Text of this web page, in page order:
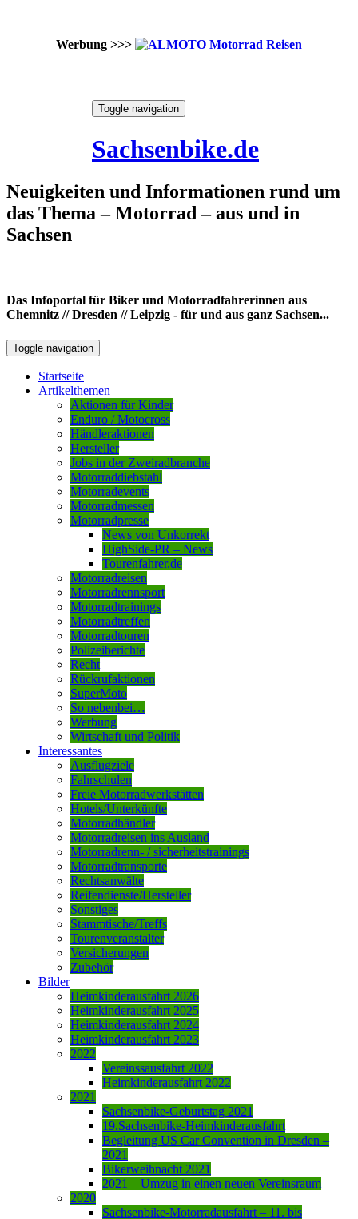
Werbung >>>
Toggle navigation
Sachsenbike.de
Neuigkeiten und Informationen rund um
das Thema – Motorrad – aus und in
Sachsen
Das Infoportal für Biker und Motorradfahrerinnen aus
Chemnitz // Dresden // Leipzig - für und aus ganz Sachsen...
Toggle navigation
Startseite
Artikelthemen
Aktionen für Kinder
Enduro / Motocross
Händleraktionen
Hersteller
Jobs in der Zweiradbranche
Motorraddiebstahl
Motorradevents
Motorradmessen
Motorradpresse
News von Unkorrekt
HighSide-PR – News
Tourenfahrer.de
Motorradreisen
Motorradrennsport
Motorradtrainings
Motorradtreffen
Motorradtouren
Polizeiberichte
Recht
Rückrufaktionen
SuperMoto
So nebenbei…
Werbung
Wirtschaft und Politik
Interessantes
Ausflugziele
Fahrschulen
Freie Motorradwerkstätten
Hotels/Unterkünfte
Motorradhändler
Motorradreisen ins Ausland
Motorradrenn- / sicherheitstrainings
Motorradtransporte
Rechtsanwälte
Reifendienste/Hersteller
Sonstiges
Stammtische/Treffs
Tourenveranstalter
Versicherungen
Zubehör
Bilder
Heimkinderausfahrt 2026
Heimkinderausfahrt 2025
Heimkinderausfahrt 2024
Heimkinderausfahrt 2023
2022
Vereinssausfahrt 2022
Heimkinderausfahrt 2022
2021
Sachsenbike-Geburtstag 2021
19.Sachsenbike-Heimkinderausfahrt
Begleitung US Car Convention in Dresden –
2021
Bikerweihnacht 2021
2021 – Umzug in einen neuen Vereinsraum
2020
Sachsenbike-Motorradausfahrt – 11. bis